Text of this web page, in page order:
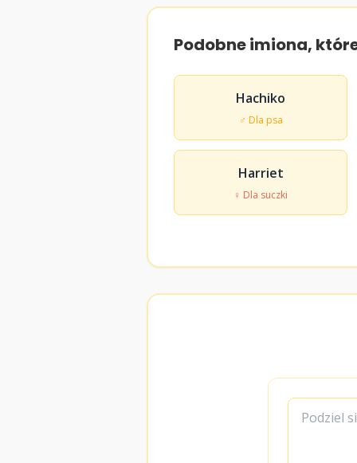
Podobne imiona,
Hachiko
♂ Dla psa
Harriet
♀ Dla suczki